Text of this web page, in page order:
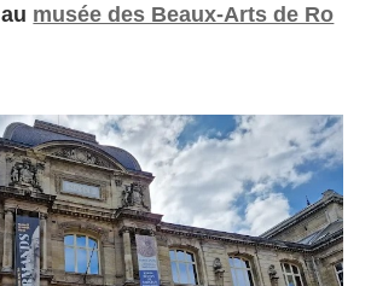
musée des Beaux-Arts de Ro